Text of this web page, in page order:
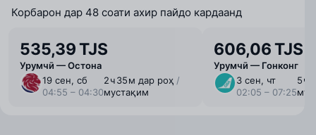
Корбарон дар 48 соати ахир пайдо кардаанд
535,39 TJS
Урумчӣ — Остона
19 сен, сб
04:55 – 04:30
2 ⁠ч 35 ⁠м дар роҳ /
мустақим
606,06 TJS
Урумчӣ — Гонконг
3 сен, чт
02:05 – 07:25
5 ⁠ч